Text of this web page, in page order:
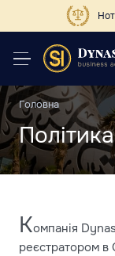
Головна
Компанія
реєстратором